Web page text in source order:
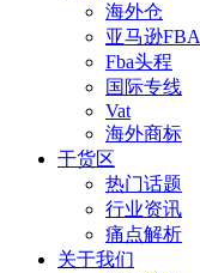
海外仓
亚马逊FBA
Fba头程
国际专线
Vat
海外商标
干货区
热门话题
行业资讯
痛点解析
关于我们